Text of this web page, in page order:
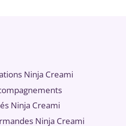
Ninja Creami
Ninja Creami
Ninja Creami